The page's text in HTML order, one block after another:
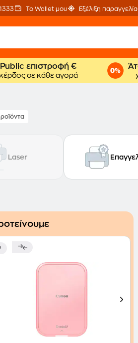
Το Wallet μου Εξέλιξη
Public επιστροφή €
κέρδος σε κάθε αγορά
Laser